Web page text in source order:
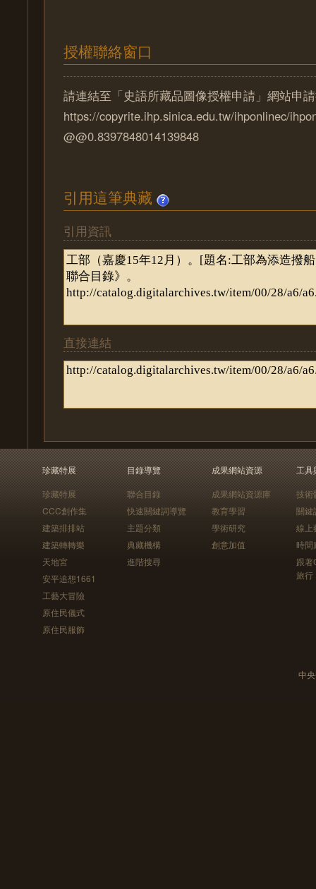
授權聯絡窗口
請連結至「史語所藏品圖像授權申請」網站申
https://copyrite.ihp.sinica.edu.tw/ihponlinec/
@@0.8397848014139848
引用這筆典藏
引用資訊
直接連結
珍藏特展
珍藏特展
CCC創作集
建築排排站
建築轉轉樂
天地宮
安平追想1661
工藝大冒險
原住民儀式
原住民服飾
目錄導覽
聯合目錄
快速關鍵詞導覽
主題分類
典藏機構
進階搜尋
成果網站資源
成果網站資源庫
教育學習
學術研究
創意加值
工具
技術
關鍵
線上
時間
跟
旅行
中